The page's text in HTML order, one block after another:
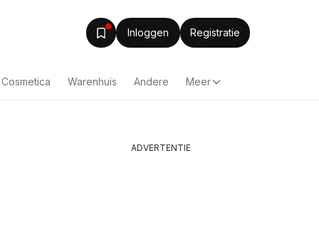
Inloggen Registratie
Warenhuis Andere Meer
ADVERTENTIE